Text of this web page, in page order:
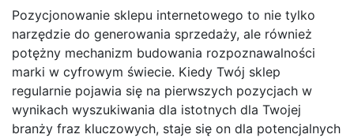
Pozycjonowanie sklepu internetowego to nie tylko
narzędzie do generowania sprzedaży, ale również
potężny mechanizm budowania rozpoznawalności
marki w cyfrowym świecie. Kiedy Twój sklep
regularnie pojawia się na pierwszych pozycjach w
wynikach wyszukiwania dla istotnych dla Twojej
branży fraz kluczowych, staje się on dla potencjalnych